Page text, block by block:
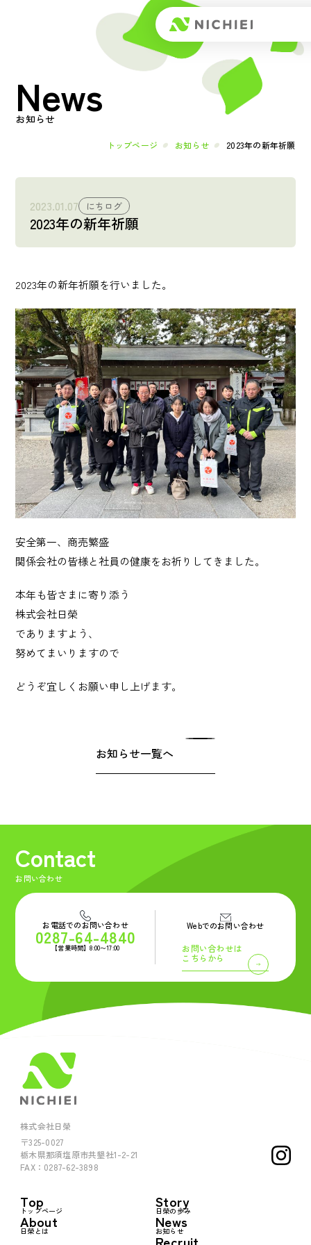
トップページ
About
メッセージ
会社概要
事業内容
産業廃棄物 収集運搬・中間処理業
砂利採取販売業
建造物総合解体業
Story
日榮の歩み
News
Recruit
採用情報
Privacy Policy
プライバシーポリシー
News
お知らせ
トップページ お知らせ 2023年の新年祈願
2023.01.07 にちログ
2023年の新年祈願
2023年の新年祈願を行いました。
安全第一、商売繁盛
関係会社の皆様と社員の健康をお祈りしてきました。
本年も皆さまに寄り添う
株式会社日榮
でありますよう、
努めてまいりますので
どうぞ宜しくお願い申し上げます。
お知らせ一覧へ
Contact
お問い合わせ
お電話でのお問い合わせ
0287-64-4840
【営業時間】8:00〜17:00
Webでのお問い合わせ
お問い合わせは
こちらから
株式会社日榮
〒325-0027
栃木県那須塩原市共墾社1-2-21
FAX：0287-62-3898
Top
トップページ
About
日榮とは
Story
日榮の歩み
News
お知らせ
Recruit